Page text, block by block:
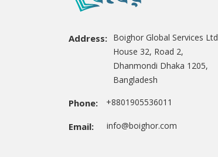
Address: Boighor Global Services Ltd
House 32, Road 2,
Dhanmondi Dhaka 1205,
Bangladesh
Phone: +8801905536011
Email: info@boighor.com